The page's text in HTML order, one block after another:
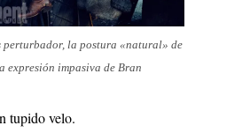
perturbador, la postura «natural» de
expresión impasiva de Bran
tupido velo.